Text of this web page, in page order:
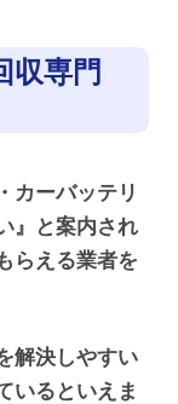
収専門
カーバッテリ
』と案内され
らえる業者を
解決しやすい
いるといえま